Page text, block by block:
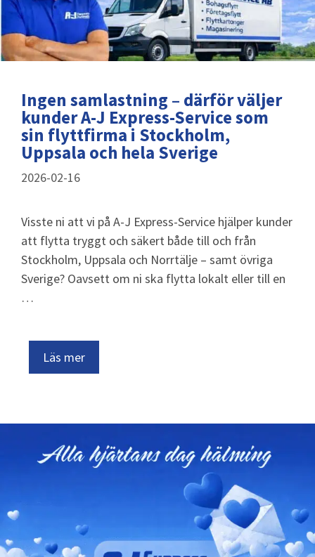
Ingen samlastning – därför väljer
kunder A-J Express-Service som
sin flyttfirma i Stockholm,
Uppsala och hela Sverige
2026-02-16
Visste ni att vi på A-J Express-Service hjälper kunder
att flytta tryggt och säkert både till och från
Stockholm, Uppsala och Norrtälje – samt övriga
Sverige? Oavsett om ni ska flytta lokalt eller till en
…
Läs mer